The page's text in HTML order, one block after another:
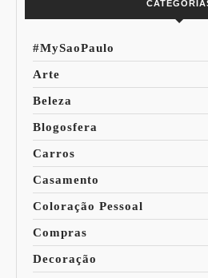
#MySaoPaulo
Arte
Beleza
Blogosfera
Carros
Casamento
Coloração Pessoal
Compras
Decoração